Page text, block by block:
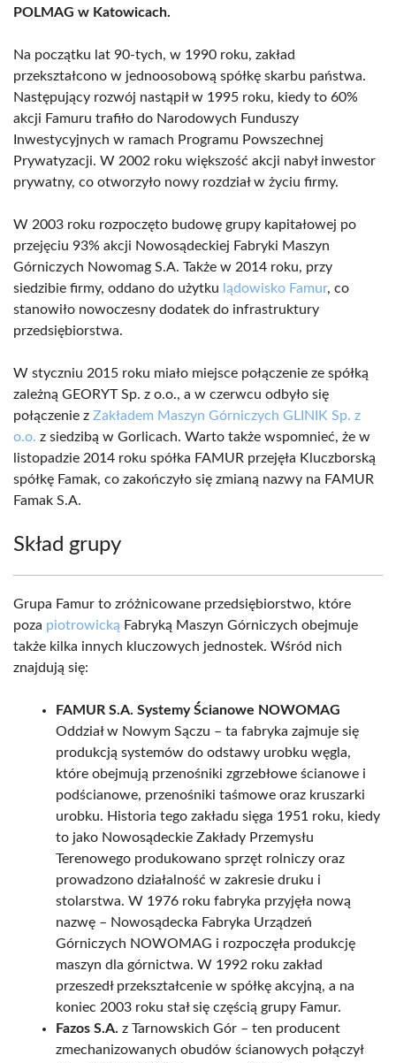
POLMAG w Katowicach.
Na początku lat 90-tych, w 1990 roku, zakład
przekształcono w jednoosobową spółkę skarbu państwa.
Następujący rozwój nastąpił w 1995 roku, kiedy to 60%
akcji Famuru trafiło do Narodowych Funduszy
Inwestycyjnych w ramach Programu Powszechnej
Prywatyzacji. W 2002 roku większość akcji nabył inwestor
prywatny, co otworzyło nowy rozdział w życiu firmy.
W 2003 roku rozpoczęto budowę grupy kapitałowej po
przejęciu 93% akcji Nowosądeckiej Fabryki Maszyn
Górniczych Nowomag S.A. Także w 2014 roku, przy
siedzibie firmy, oddano do użytku lądowisko Famur, co
stanowiło nowoczesny dodatek do infrastruktury
przedsiębiorstwa.
W styczniu 2015 roku miało miejsce połączenie ze spółką
zależną GEORYT Sp. z o.o., a w czerwcu odbyło się
połączenie z Zakładem Maszyn Górniczych GLINIK Sp. z
o.o. z siedzibą w Gorlicach. Warto także wspomnieć, że w
listopadzie 2014 roku spółka FAMUR przejęła Kluczborską
spółkę Famak, co zakończyło się zmianą nazwy na FAMUR
Famak S.A.
Skład grupy
Grupa Famur to zróżnicowane przedsiębiorstwo, które
poza piotrowicką Fabryką Maszyn Górniczych obejmuje
także kilka innych kluczowych jednostek. Wśród nich
znajdują się:
FAMUR S.A. Systemy Ścianowe NOWOMAG
Oddział w Nowym Sączu – ta fabryka zajmuje się
produkcją systemów do odstawy urobku węgla,
które obejmują przenośniki zgrzebłowe ścianowe i
podścianowe, przenośniki taśmowe oraz kruszarki
urobku. Historia tego zakładu sięga 1951 roku, kiedy
to jako Nowosądeckie Zakłady Przemysłu
Terenowego produkowano sprzęt rolniczy oraz
prowadzono działalność w zakresie druku i
stolarstwa. W 1976 roku fabryka przyjęła nową
nazwę – Nowosądecka Fabryka Urządzeń
Górniczych NOWOMAG i rozpoczęła produkcję
maszyn dla górnictwa. W 1992 roku zakład
przeszedł przekształcenie w spółkę akcyjną, a na
koniec 2003 roku stał się częścią grupy Famur.
Fazos S.A. z Tarnowskich Gór – ten producent
zmechanizowanych obudów ścianowych połączył